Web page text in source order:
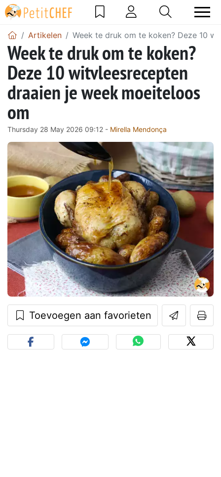
Artikelen Week te druk om te koken? Deze 10
Week te druk om te koken?
Deze 10 witvleesrecepten
draaien je week moeiteloos
om
Thursday 28 May 2026 09:12 - Mirella Mendonça
Toevoegen aan favorieten